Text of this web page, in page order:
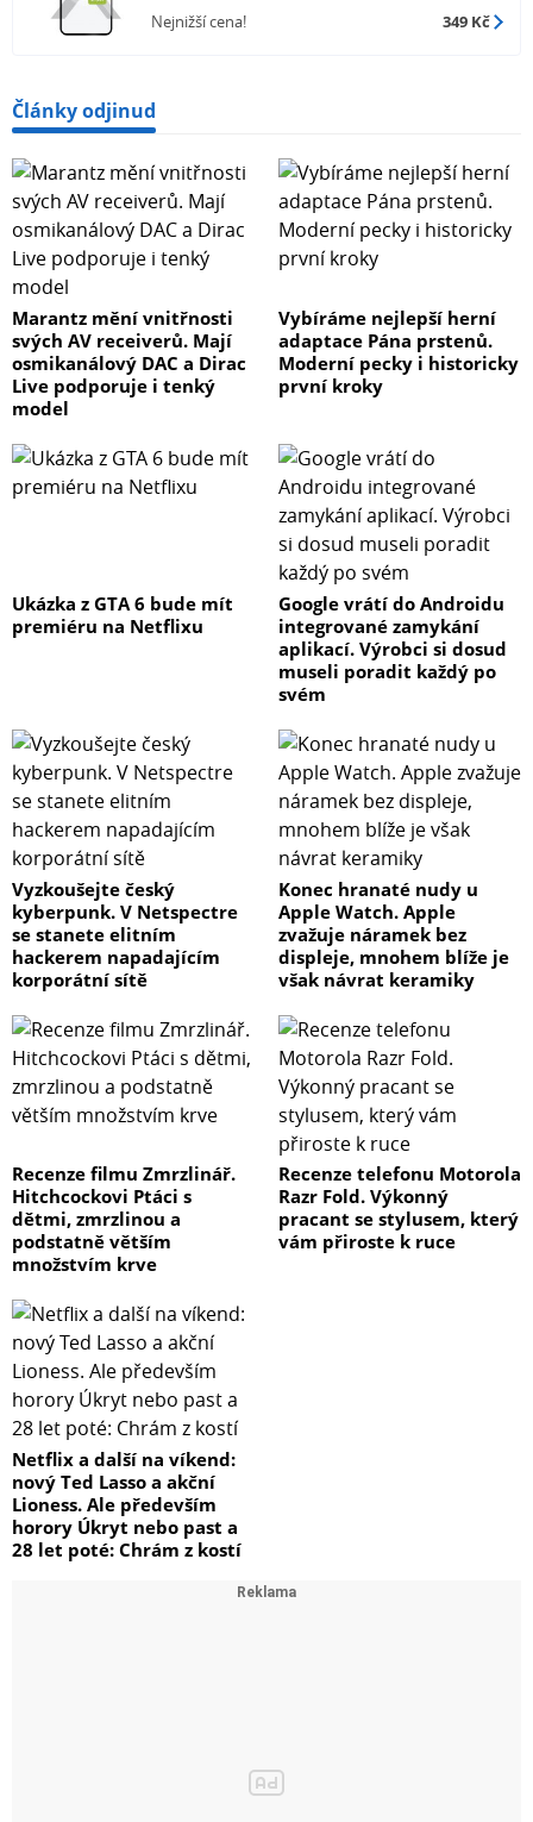
Nejnižší cena! 349 Kč
Články odjinud
Marantz mění vnitřnosti
svých AV receiverů. Mají
osmikanálový DAC a Dirac
Live podporuje i tenký
model
Vybíráme nejlepší herní
adaptace Pána prstenů.
Moderní pecky i historicky
první kroky
Ukázka z GTA 6 bude mít
premiéru na Netflixu
Google vrátí do Androidu
integrované zamykání
aplikací. Výrobci si dosud
museli poradit každý po
svém
Vyzkoušejte český
kyberpunk. V Netspectre
se stanete elitním
hackerem napadajícím
korporátní sítě
Konec hranaté nudy u
Apple Watch. Apple
zvažuje náramek bez
displeje, mnohem blíže je
však návrat keramiky
Recenze filmu Zmrzlinář.
Hitchcockovi Ptáci s
dětmi, zmrzlinou a
podstatně větším
množstvím krve
Recenze telefonu Motorola
Razr Fold. Výkonný
pracant se stylusem, který
vám přiroste k ruce
Netflix a další na víkend:
nový Ted Lasso a akční
Lioness. Ale především
horory Úkryt nebo past a
28 let poté: Chrám z kostí